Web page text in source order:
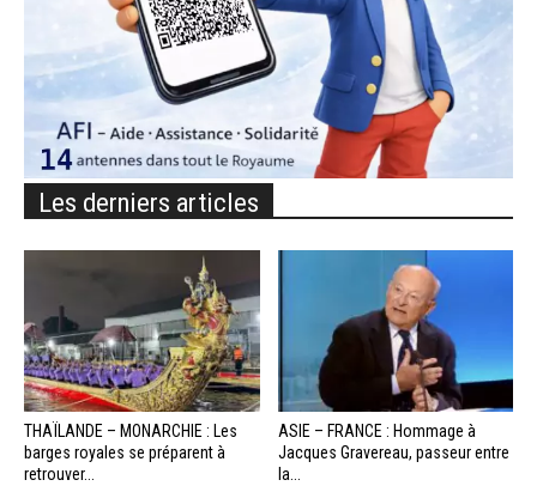
Les derniers articles
THAÏLANDE – MONARCHIE : Les
barges royales se préparent à
retrouver...
ASIE – FRANCE : Hommage à
Jacques Gravereau, passeur entre
la...